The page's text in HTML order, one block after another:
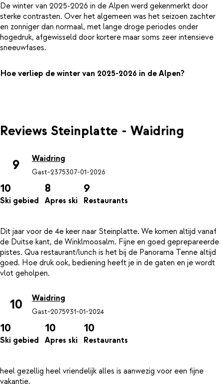
De winter van 2025-2026 in de Alpen werd gekenmerkt door
sterke contrasten. Over het algemeen was het seizoen zachter
en zonniger dan normaal, met lange droge periodes onder
hogedruk, afgewisseld door kortere maar soms zeer intensieve
sneeuwfases.
Hoe verliep de winter van 2025-2026 in de Alpen?
Reviews Steinplatte - Waidring
9 Waidring
Gast-2375307-01-2026
10
Ski gebied
8
Apres ski
9
Restaurants
Dit jaar voor de 4e keer naar Steinplatte. We komen altijd vanaf
de Duitse kant, de Winklmoosalm. Fijne en goed geprepareerde
pistes. Qua restaurant/lunch is het bij de Panorama Tenne altijd
goed. Hoe druk ook, bediening heeft je in de gaten en je wordt
10 Waidring
Gast-2075931-01-2024
10
Ski gebied
10
Apres ski
10
Restaurants
heel gezellig heel vriendelijk alles is aanwezig voor een fijne